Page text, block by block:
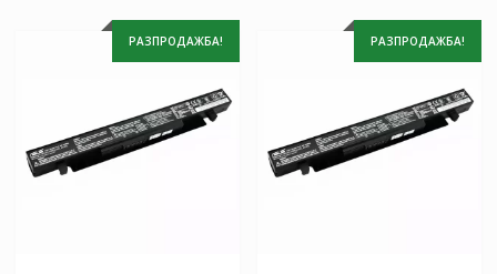
РАЗПРОДАЖБА! РАЗПРОДАЖБА!